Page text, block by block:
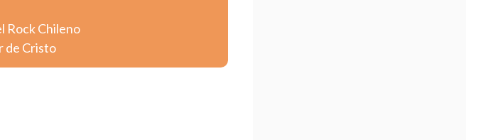
Rock Chileno
de Cristo